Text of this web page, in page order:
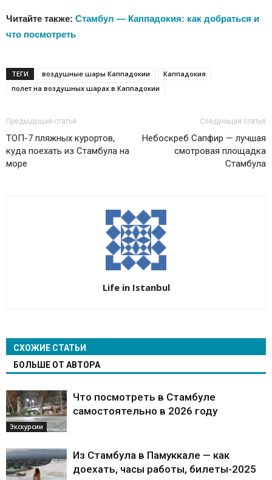
Читайте также: Стамбул — Каппадокия: как добраться и
что посмотреть
ТЕГИ воздушные шары Каппадокии
Каппадокия
полет на воздушных шарах в Каппадокии
Предыдущая статья
ТОП-7 пляжных курортов,
куда поехать из Стамбула на
море
Следующая статья
Небоскреб Сапфир — лучшая
смотровая площадка
Стамбула
Life in Istanbul
СХОЖИЕ СТАТЬИ
БОЛЬШЕ ОТ АВТОРА
Экскурсии
Что посмотреть в Стамбуле
самостоятельно в 2026 году
Из Стамбула в Памуккале — как
доехать, часы работы, билеты-2025